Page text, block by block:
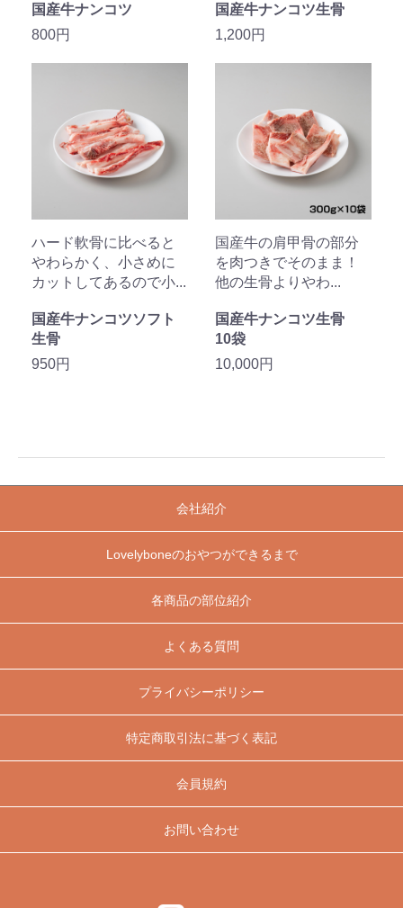
国産牛ナンコツ
800円
国産牛ナンコツ生骨
1,200円
ハード軟骨に比べると
やわらかく、小さめに
カットしてあるので小...
国産牛ナンコツソフト
生骨
950円
国産牛の肩甲骨の部分
を肉つきでそのまま！
他の生骨よりやわ...
国産牛ナンコツ生骨
10袋
10,000円
会社紹介
Lovelyboneのおやつができるまで
各商品の部位紹介
よくある質問
プライバシーポリシー
特定商取引法に基づく表記
会員規約
お問い合わせ